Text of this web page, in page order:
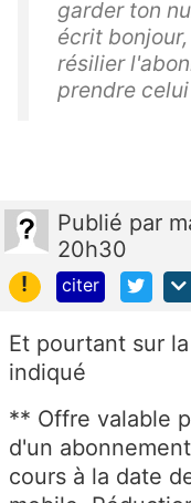
garder ton
écrit
résilier
prendre
Publié par
20h30
!
citer
Et pourtant sur
indiqué
** Offre valable
d'un
cours à la date